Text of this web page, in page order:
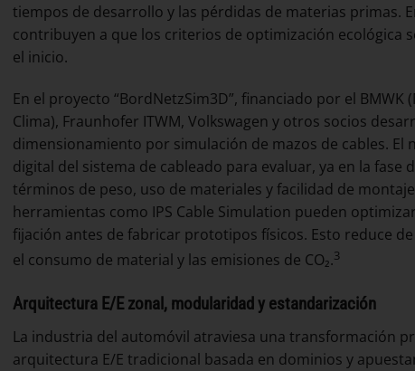
tiempos de desarrollo y las pérdidas de materias primas.
contribuyen a que los criterios de optimización ecológica
el inicio.
En el proyecto “BordNetzSim3D”, financiado por el
Clima), Fraunhofer ITWM, Volkswagen y otros socios
dimensionamiento por simulación de mazos de cables. El
digital del sistema de cableado para evaluar, ya en la
términos de peso, uso de materiales y facilidad de
herramientas como IPS Cable Simulation pueden
fijación antes de fabricar prototipos físicos. Esto reduce
el consumo de material y las emisiones de CO₂.3
Arquitectura E/E zonal, modularidad y estandarización
La industria del automóvil atraviesa una transformación
arquitectura E/E tradicional basada en dominios y